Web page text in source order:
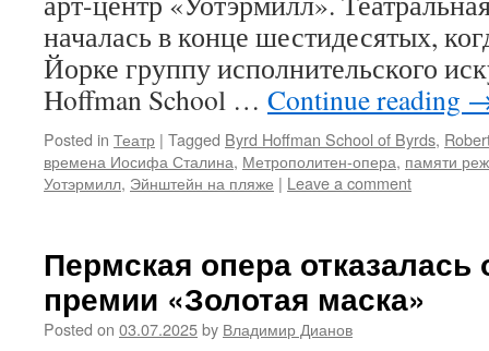
началась в конце шестидесятых,
Йорке группу исполнительского
Hoffman School … Continue reading
Posted in Театр | Tagged Byrd Hoffman School of Byrds,
времена Иосифа Сталина, Метрополитен-опера, памяти
Уотэрмилл, Эйнштейн на пляже | Leave a comment
Пермская опера отказалась
премии «Золотая маска»
Posted on 03.07.2025by Владимир Дианов